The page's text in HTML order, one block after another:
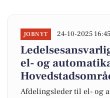
JOBNYT 24-10-2025 16:45
el- og
Afdelingsleder til el- og